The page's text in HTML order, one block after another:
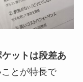
ケットは段差あ
とが特長で